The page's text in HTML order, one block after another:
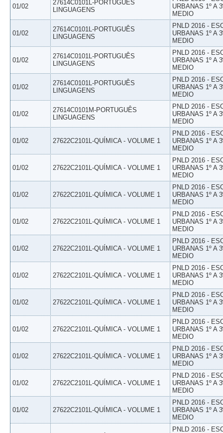
01/02
27614C0101L-PORTUGUÊS
LINGUAGENS
URBANAS 1º A
MEDIO
01/02
27614C0101L-PORTUGUÊS
LINGUAGENS
PNLD 2016 -
URBANAS 1º A
MEDIO
01/02
27614C0101L-PORTUGUÊS
LINGUAGENS
PNLD 2016 -
URBANAS 1º A
MEDIO
01/02
27614C0101L-PORTUGUÊS
LINGUAGENS
PNLD 2016 -
URBANAS 1º A
MEDIO
01/02
27614C0101M-PORTUGUÊS
LINGUAGENS
PNLD 2016 -
URBANAS 1º A
MEDIO
01/02 27622C2101L-QUÍMICA - VOLUME 1
PNLD 2016 -
URBANAS 1º A
MEDIO
01/02 27622C2101L-QUÍMICA - VOLUME 1
PNLD 2016 -
URBANAS 1º A
MEDIO
01/02 27622C2101L-QUÍMICA - VOLUME 1
PNLD 2016 -
URBANAS 1º A
MEDIO
01/02 27622C2101L-QUÍMICA - VOLUME 1
PNLD 2016 -
URBANAS 1º A
MEDIO
01/02 27622C2101L-QUÍMICA - VOLUME 1
PNLD 2016 -
URBANAS 1º A
MEDIO
01/02 27622C2101L-QUÍMICA - VOLUME 1
PNLD 2016 -
URBANAS 1º A
MEDIO
01/02 27622C2101L-QUÍMICA - VOLUME 1
PNLD 2016 -
URBANAS 1º A
MEDIO
01/02 27622C2101L-QUÍMICA - VOLUME 1
PNLD 2016 -
URBANAS 1º A
MEDIO
01/02 27622C2101L-QUÍMICA - VOLUME 1
PNLD 2016 -
URBANAS 1º A
MEDIO
01/02 27622C2101L-QUÍMICA - VOLUME 1
PNLD 2016 -
URBANAS 1º A
MEDIO
01/02 27622C2101L-QUÍMICA - VOLUME 1
PNLD 2016 -
URBANAS 1º A
MEDIO
PNLD 2016 -